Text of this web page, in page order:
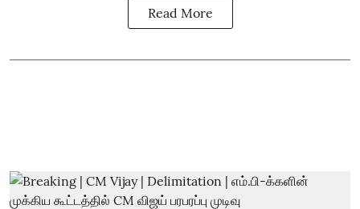
Read More